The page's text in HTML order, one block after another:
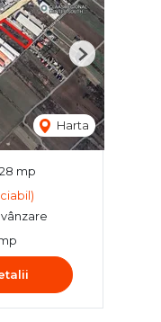
Harta
Next
mp